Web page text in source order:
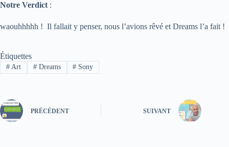
Notre Verdict :
waouhhhhh ! Il fallait y penser, nous l’avions rêvé et Dreams l’a fait !
Étiquettes
#Art #Dreams # Sony
PRÉCÉDENT SUIVANT